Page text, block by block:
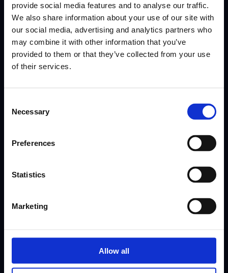
provide social media features and to analyse our traffic.
We also share information about your use of our site with
our social media, advertising and analytics partners who
may combine it with other information that you’ve
provided to them or that they’ve collected from your use
of their services.
Selection
Necessary
Preferences
Statistics
Marketing
Allow all
Darbuotojų programėlė
Įmonė Ištekliai